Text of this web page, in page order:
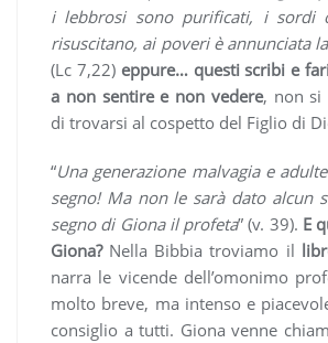
i lebbrosi sono purificati, i sordi
risuscitano, ai poveri è annunciata
(Lc 7,22) eppure… questi scribi e
a non sentire e non vedere, non si
di trovarsi al cospetto del Figlio di
“Una generazione malvagia e
segno! Ma non le sarà dato alcun
segno di Giona il profeta” (v. 39). E
Giona? Nella Bibbia troviamo il
narra le vicende dell’omonimo
molto breve, ma intenso e
consiglio a tutti. Giona venne